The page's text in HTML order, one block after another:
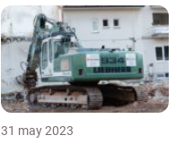
31 may 2023